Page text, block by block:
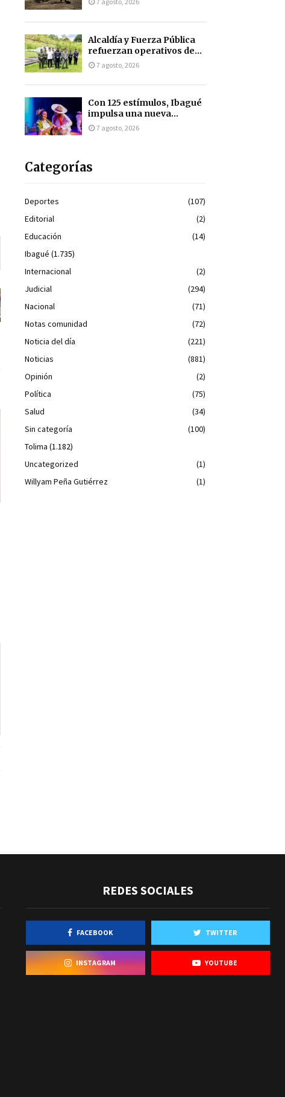
Alcaldía y Fuerza Pública
refuerzan operativos de...
7 agosto, 2026
Con 125 estímulos, Ibagué
impulsa una nueva...
7 agosto, 2026
Categorías
Deportes
(107)
Editorial
(2)
Educación
(14)
Ibagué (1.735)
Internacional
(2)
Judicial
(294)
Nacional
(71)
Notas comunidad
(72)
Noticia del día
(221)
Noticias
(881)
Opinión
(2)
Política
(75)
Salud
(34)
Sin categoría
(100)
Tolima (1.182)
Uncategorized
(1)
Willyam Peña Gutiérrez
(1)
REDES SOCIALES
FACEBOOK TWITTER
INSTAGRAM YOUTUBE